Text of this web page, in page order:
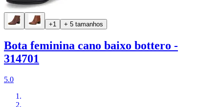
+1 + 5 tamanhos
Bota feminina cano baixo bottero -
314701
5.0